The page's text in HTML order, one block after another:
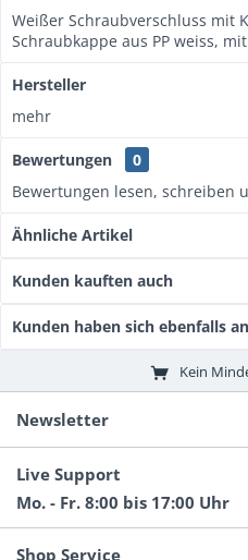
Weißer Schraubverschluss mit
Schraubkappe aus PP weiss,
Hersteller
mehr
Bewertungen
0
Bewertungen lesen, schreiben
Ähnliche Artikel
Kunden kauften auch
Kunden haben sich ebenfalls
Kein
Newsletter
Live Support
Mo. - Fr. 8:00 bis 17:00 Uhr
Shop Service